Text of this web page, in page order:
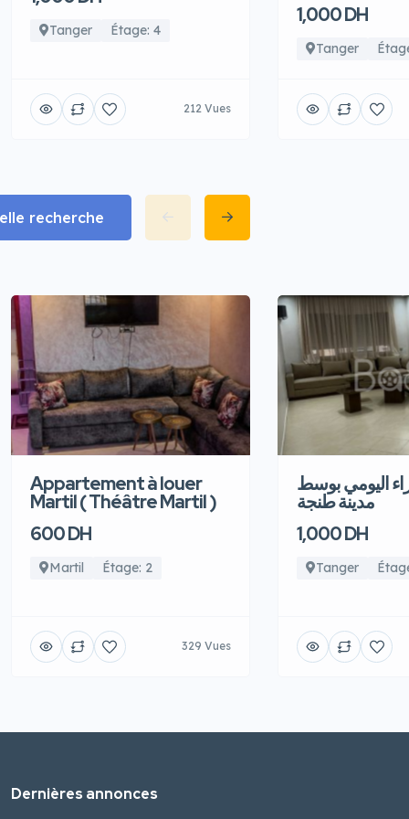
Tanger Étage: 4
212 Vues
1,000 DH
Tanger
recherche
Appartement à louer
Martil ( Théâtre Martil )
600 DH
Martil Étage: 2
329 Vues
اليومي بوسط
مدينة طنجة
1,000 DH
Tanger
Dernières annonces